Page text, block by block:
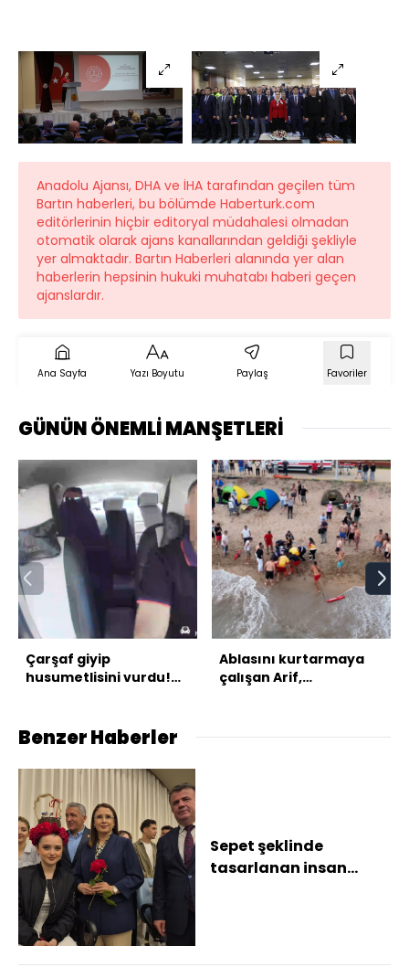
Anadolu Ajansı, DHA ve İHA tarafından geçilen tüm
Bartın haberleri, bu bölümde Haberturk.com
editörlerinin hiçbir editoryal müdahalesi olmadan
otomatik olarak ajans kanallarından geldiği şekliyle
yer almaktadır. Bartın Haberleri alanında yer alan
haberlerin hepsinin hukuki muhatabı haberi geçen
ajanslardır.
Ana Sayfa Yazı Boyutu Paylaş Favoriler
GÜNÜN ÖNEMLİ MANŞETLERİ
Çarşaf giyip
husumetlisini vurdu!
Ablasını kurtarmaya
çalışan Arif,
Benzer Haberler
Sepet şeklinde
tasarlanan insan